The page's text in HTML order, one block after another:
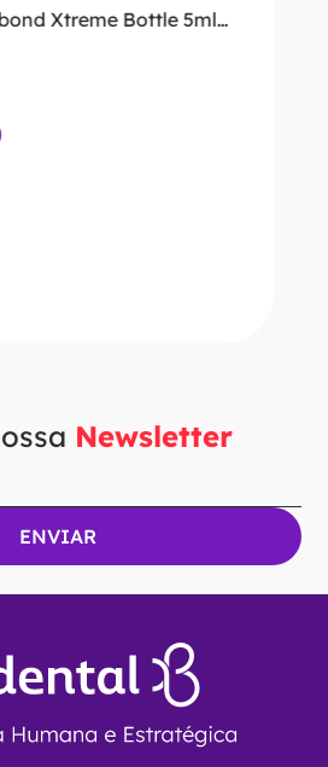
Xtreme Bottle 5ml
Newsletter